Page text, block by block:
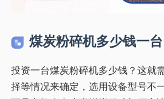
煤炭粉碎机多少钱一台
投资一台煤炭粉碎机多少钱？这就
择等情况来确定，选用设备型号不